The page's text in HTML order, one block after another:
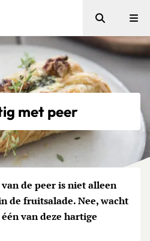
Zoeken
met peer
de peer is niet alleen
de fruitsalade. Nee, wacht
van deze hartige